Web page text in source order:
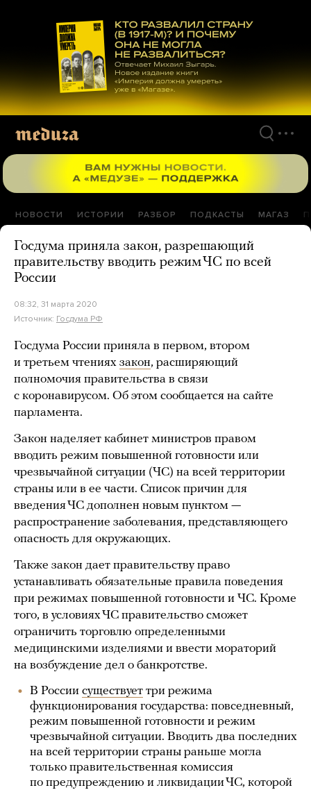
материалам
НОВОСТИ ИСТОРИИ РАЗБОР ПОДКАСТЫ МАГАЗ
Госдума приняла закон, разрешающий
правительству вводить режим ЧС по всей
России
08:32, 31 марта 2020
Источник: Госдума РФ
Госдума России приняла в первом, втором
и третьем чтениях закон, расширяющий
полномочия правительства в связи
с коронавирусом. Об этом сообщается на сайте
парламента.
Закон наделяет кабинет министров правом
вводить режим повышенной готовности или
чрезвычайной ситуации (ЧС) на всей территории
страны или в ее части. Список причин для
введения ЧС дополнен новым пунктом —
распространение заболевания, представляющего
опасность для окружающих.
Также закон дает правительству право
устанавливать обязательные правила поведения
при режимах повышенной готовности и ЧС. Кроме
того, в условиях ЧС правительство сможет
ограничить торговлю определенными
медицинскими изделиями и ввести мораторий
на возбуждение дел о банкротстве.
В России существует три режима
функционирования государства: повседневный,
режим повышенной готовности и режим
чрезвычайной ситуации. Вводить два последних
на всей территории страны раньше могла
только правительственная комиссия
по предупреждению и ликвидации ЧС, которой